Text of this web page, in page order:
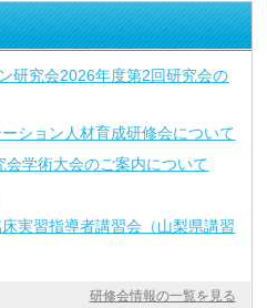
研究会2026年度第2回研究会の
ション人材育成研修会について
学術大会のご案内について
実習指導者講習会（山梨県講習
研修会情報の一覧を見る